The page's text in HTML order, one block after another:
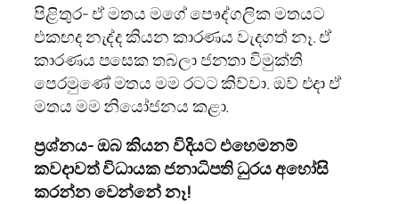
පිළිතුර- ඒ මතය මගේ පෞද්ගලික මතයට
එකඟද නැද්ද කියන කාරණය වැදගත් නෑ. ඒ
කාරණය පසෙක තබලා ජනතා විමුක්ති
පෙරමුණේ මතය මම රටට කිව්වා. ඔව් එදා ඒ
මතය මම නියෝජනය කළා.
ප්‍රශ්නය- ඔබ කියන විදියට එහෙමනම්
කවදාවත් විධායක ජනාධිපති ධුරය අහෝසි
කරන්න වෙන්නේ නෑ!